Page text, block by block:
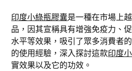
印度小綠瓶膠囊是一種在市場上
品，因其宣稱具有增強免疫力、
水平等效果，吸引了眾多消費者
的使用經驗，深入探討這款印度
實效果以及它的功效。